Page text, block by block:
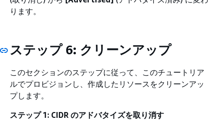
ります。
ステップ 6: クリーンアップ
このセクションのステップに従って、このチュートリア
ルでプロビジョンし、作成したリソースをクリーンアッ
プします。
ステップ 1: CIDR のアドバタイズを取り消す